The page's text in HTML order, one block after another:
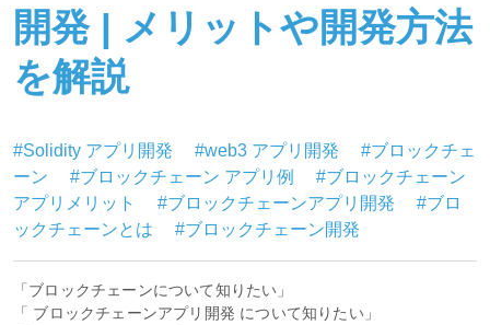
開発 | メリットや開発方法
を解説
#Solidity アプリ開発 #web3 アプリ開発
#ブロックチェ
ーン
#ブロックチェーン アプリ例
#ブロックチェーン
アプリメリット
#ブロックチェーンアプリ開発
#ブロ
ックチェーンとは
#ブロックチェーン開発
「ブロックチェーンについて知りたい」
「 ブロックチェーンアプリ開発 について知りたい」